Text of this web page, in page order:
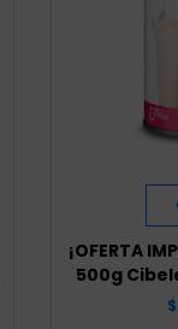
¡OFERTA
500g
$